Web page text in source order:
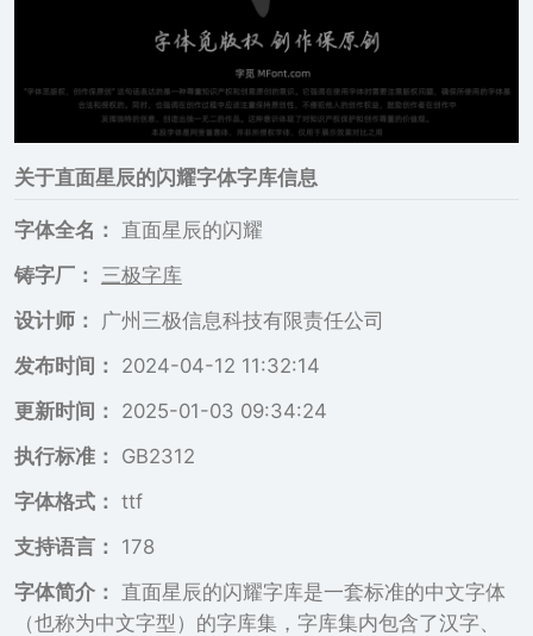
关于直面星辰的闪耀字体字库信息
字体全名：
直面星辰的闪耀
铸字厂：
三极字库
设计师：
广州三极信息科技有限责任公司
发布时间：
2024-04-12 11:32:14
更新时间：
2025-01-03 09:34:24
执行标准：
GB2312
字体格式： ttf
支持语言：
178
字体简介：
直面星辰的闪耀字库是一套标准的中文字体
（也称为中文字型）的字库集，字库集内包含了汉字、